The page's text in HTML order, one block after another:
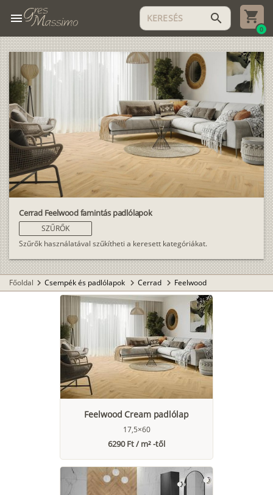
menu search
0
Cerrad Feelwood famintás padlólapok
SZŰRŐK
Szűrők használatával szűkítheti a keresett kategóriákat.
Főoldal chevron_right Csempék és padlólapok chevron_right Cerrad chevron_right Feelwood
Feelwood Cream padlólap
17,5×60
6290 Ft / m² -től